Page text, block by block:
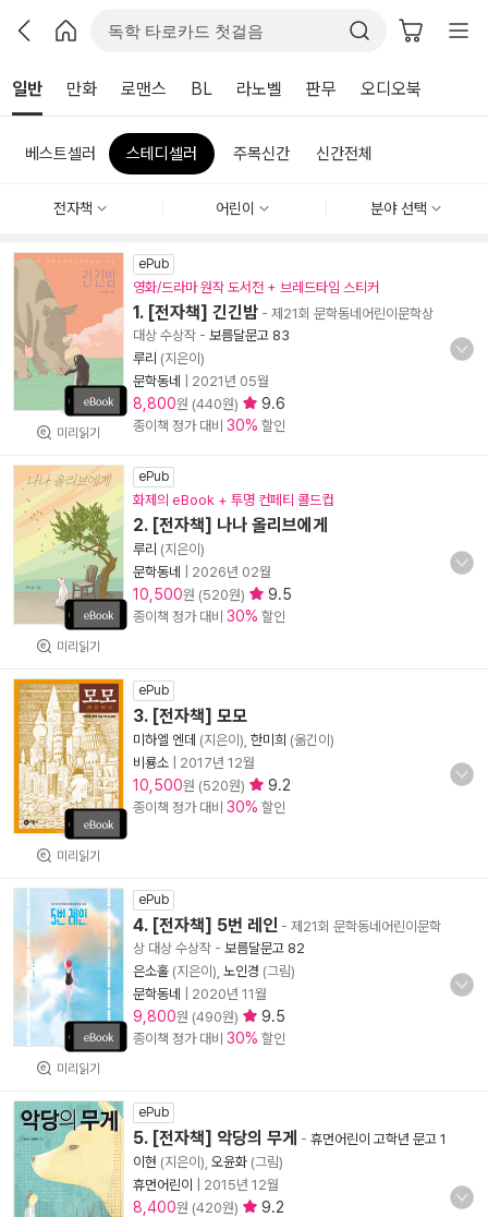
일반 만화 로맨스 BL 라노벨 판무 오디오북
베스트셀러 스테디셀러 주목신간 신간전체
전자책 어린이 분야 선택
미리읽기
ePub
영화/드라마 원작 도서전 + 브레드타임 스티커
1. [전자책] 긴긴밤 - 제21회 문학동네어린이문학상
대상 수상작 - 보름달문고 83
루리 (지은이)
문학동네
2021년 05월
8,800원 (440원) 9.6
종이책 정가 대비 30% 할인
미리읽기
ePub
화제의 eBook + 투명 컨페티 콜드컵
2. [전자책] 나나 올리브에게
루리 (지은이)
문학동네
2026년 02월
10,500원 (520원) 9.5
종이책 정가 대비 30% 할인
미리읽기
ePub
3. [전자책] 모모
미하엘 엔데 (지은이), 한미희 (옮긴이)
비룡소
2017년 12월
10,500원 (520원) 9.2
종이책 정가 대비 30% 할인
미리읽기
ePub
4. [전자책] 5번 레인 - 제21회 문학동네어린이문학
상 대상 수상작 - 보름달문고 82
은소홀 (지은이), 노인경 (그림)
문학동네
2020년 11월
9,800원 (490원) 9.5
종이책 정가 대비 30% 할인
ePub
5. [전자책] 악당의 무게 - 휴먼어린이 고학년 문고 1
이현 (지은이), 오윤화 (그림)
휴먼어린이
2015년 12월
8,400원 (420원) 9.2